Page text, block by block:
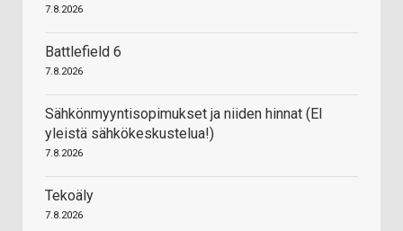
7.8.2026
Battlefield 6
7.8.2026
Sähkönmyyntisopimukset ja niiden hinnat (EI
yleistä sähkökeskustelua!)
7.8.2026
Tekoäly
7.8.2026